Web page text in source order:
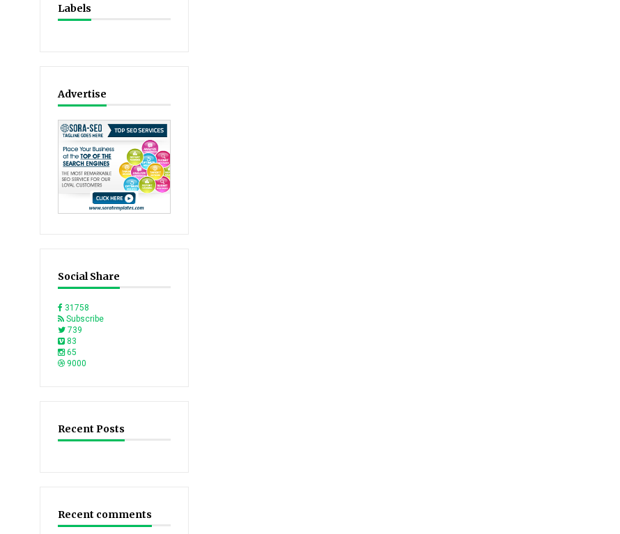
Labels
Advertise
Social Share
31758
Subscribe
739
83
65
9000
Recent Posts
Recent comments